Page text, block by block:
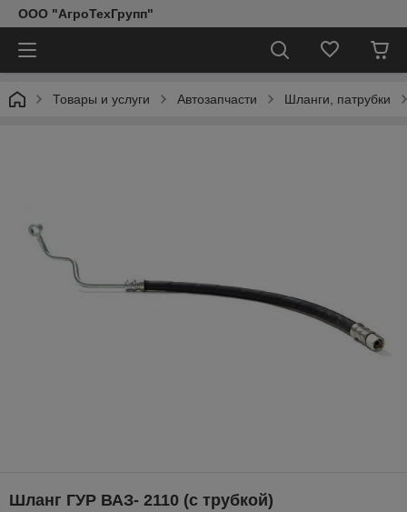
ООО "АгроТехГрупп"
Товары и услуги Автозапчасти Шланги, патрубки
Шланг ГУР ВАЗ- 2110 (с трубкой)